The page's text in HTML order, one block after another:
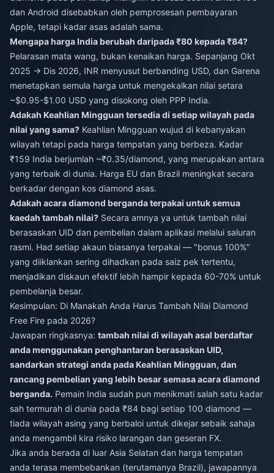
dan Android disebabkan oleh pemprosesan pembayaran
Apple, tetapi kadar asas adalah sama.
Mengapa harga India berubah daripada ₹80 kepada ₹84?
Pelarasan mata wang, bukan kenaikan harga. Sepanjang Okt
2025 → Dis 2026, INR menyusut berbanding USD, dan Garena
menetapkan semula harga untuk mengekalkan nilai setara
~$0.95-$1.00 USD yang disokong oleh PPP India.
Adakah Keahlian Mingguan tersedia di setiap wilayah pada
nilai yang sama? Keahlian Mingguan wujud di kebanyakan
wilayah tetapi pada harga tempatan yang berbeza. Kadar
₹159 India berjumlah ~₹0.35/diamond, yang merupakan antara
yang terbaik di dunia. Harga EU dan Brazil meningkat secara
berkadar dengan kos diamond asas.
Adakah acara diamond berganda terpakai untuk semua
kaedah tambah nilai? Secara amnya ya untuk tambah nilai
berasaskan UID dan pembelian dalam aplikasi melalui saluran
rasmi. Had setiap akaun biasanya terpakai — "bonus 100%"
yang diiklankan sering dihadkan pada saiz pek tertentu,
menjadikan diskaun efektif lebih hampir kepada 60-70% untuk
pembelanja besar.
Kesimpulan: Di Manakah Anda Harus Tambah Nilai Diamond
Free Fire pada 2026?
Jawapan ringkasnya: tambah nilai di wilayah asal berdaftar
anda menggunakan penghantaran berasaskan UID,
sandarkan strategi anda pada Keahlian Mingguan, dan
rancang pembelian yang lebih besar semasa acara diamond
berganda. Pemain India sudah pun menikmati salah satu kadar
sah termurah di dunia pada ₹84 bagi setiap 100 diamond —
tiada wilayah asing yang berbaloi untuk dikejar sebaik sahaja
anda mengambil kira risiko larangan dan geseran FX.
Jika anda berada di luar Asia Selatan dan harga tempatan
anda terasa membebankan (terutamanya Brazil), jawapannya